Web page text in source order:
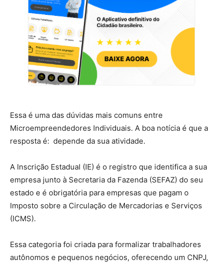
Essa é uma das dúvidas mais comuns entre
Microempreendedores Individuais. A boa notícia é que a
resposta é: depende da sua atividade.
A Inscrição Estadual (IE) é o registro que identifica a sua
empresa junto à Secretaria da Fazenda (SEFAZ) do seu
estado e é obrigatória para empresas que pagam o
Imposto sobre a Circulação de Mercadorias e Serviços
(ICMS).
Essa categoria foi criada para formalizar trabalhadores
autônomos e pequenos negócios, oferecendo um CNPJ,